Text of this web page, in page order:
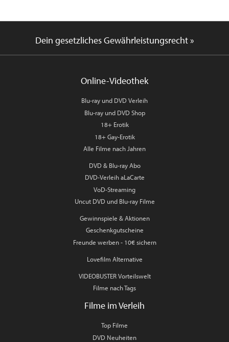
Dein gesetzliches Gewährleistungsrecht »
Online-Videothek
Blu-ray und DVD Verleih
Blu-ray und DVD Shop
18+ Erotik
18+ Gay-Erotik
Alle Filme nach Jahren
DVD & Blu-ray Abo
DVD-Verleih aLaCarte
VoD-Streaming
Uncut DVD und Blu-ray Filme
Gewinnspiele & Aktionen
Geschenkgutscheine
Freunde werben - 10€ sichern
Lovefilm Alternative
VIDEOBUSTER Vorteilswelt
Filme nach Tags
Filme im Verleih
Top Filme
DVD Neuheiten